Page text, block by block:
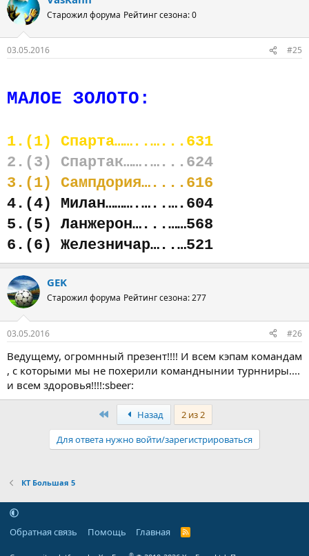
Старожил форума Рейтинг сезона: 0
03.05.2016 #25
МАЛОЕ ЗОЛОТО:
1.(1) Спарта……..…...631
2.(3) Спартак…….…...624
3.(1) Сампдория…....616
4.(4) Милан……….…..….604
5.(5) Ланжерон…...……568
6.(6) Железничар…..…521
GEK
Старожил форума Рейтинг сезона: 277
03.05.2016 #26
Ведущему, огромнный презент!!!! И всем кэпам командам
, с которыми мы не похерили команднынии турнниры....
и всем здоровья!!!!:sbeer:
ПервыйНазад
2 из 2
Для ответа нужно войти/зарегистрироваться
КТ Большая 5
Обратная связь Помощь Главная
R